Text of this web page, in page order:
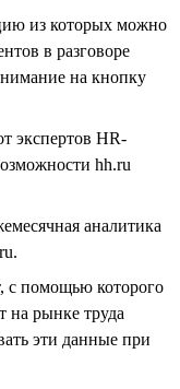
из которых можно
в разговоре
на кнопку
экспертов HR-
hh.ru
аналитика
с помощью которого
на рынке труда
эти данные при